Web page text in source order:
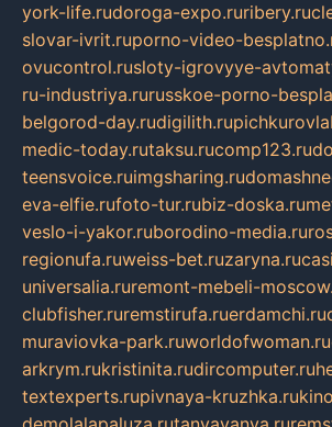
york-life.rudoroga-expo.ruribery.ru
slovar-ivrit.ruporno-video-
ovucontrol.rusloty-igrovyye-
ru-industriya.rurusskoe-porno-
belgorod-day.rudigilith.ru
medic-today.rutaksu.rucomp123.ru
teensvoice.ruimgsharing.ru
eva-elfie.rufoto-tur.rubiz-doska.ru
veslo-i-yakor.ruborodino-media.ru
regionufa.ruweiss-bet.ruzaryna.ru
universalia.ruremont-mebeli-
clubfisher.ruremstirufa.ruerdamchi.ru
muraviovka-park.ruworldofwoman.ru
arkrym.rukristinita.rudircomputer.ru
textexperts.rupivnaya-kruzhka.ru